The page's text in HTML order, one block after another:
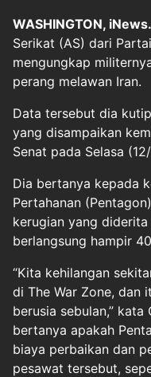
WASHINGTON,
Serikat (AS) dari
mengungkap
perang melawan Iran.
Data tersebut dia
yang disampaikan
Senat pada Selasa
Dia bertanya kepada
Pertahanan
kerugian yang
berlangsung hampir
“Kita kehilangan
di The War Zone, dan
berusia sebulan,”
bertanya apakah
biaya perbaikan dan
pesawat tersebut,